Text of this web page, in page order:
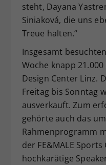
steht, Dayana
Siniaková, die uns
Treue halten.“
Insgesamt
Woche knapp
Design Center Linz.
Freitag bis Sonntag
ausverkauft. Zum
gehörte auch das
Rahmenprogramm
der FE&MALE
hochkarätige